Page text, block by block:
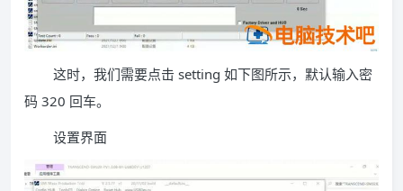
这时，我们需要点击 setting 如下图所示，默认输入密
码 320 回车。
设置界面